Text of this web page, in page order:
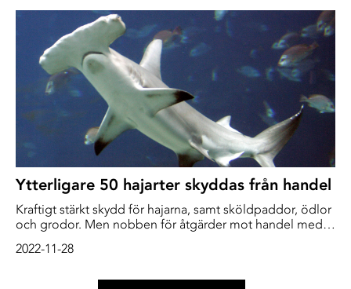
Ytterligare 50 hajarter skyddas från handel
Kraftigt stärkt skydd för hajarna, samt sköldpaddor, ödlor
och grodor. Men nobben för åtgärder mot handel med
förhandlingar om handel med hotade arter.
2022-11-28